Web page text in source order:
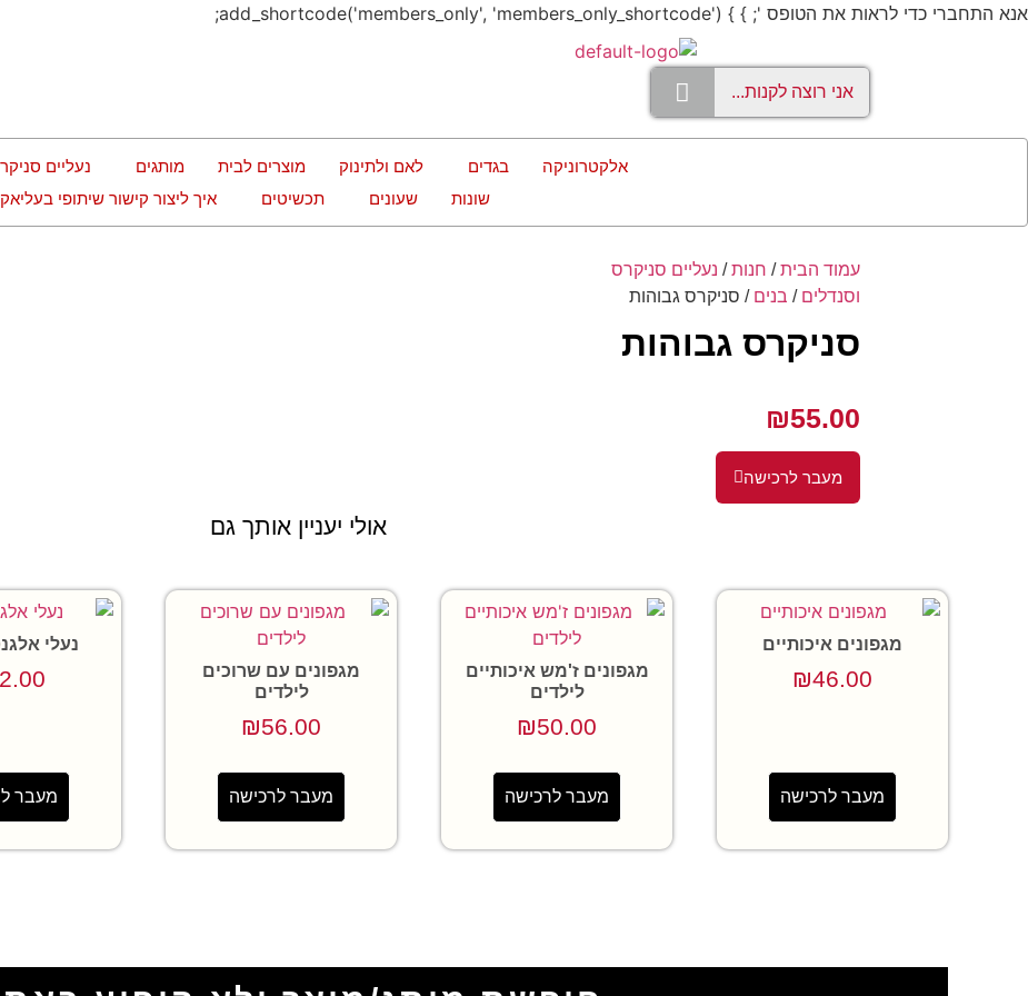
אנא התחברי כדי לראות את הטופס '; } } add_shortcode('members_only', 'members_only_shortcode');
אלקטרוניקה בגדים לאם ולתינוק מוצרים לבית מותגים נעליים
שונות
שעונים תכשיטים איך ליצור קישור שיתופי
עמוד הבית/ חנות/ נעליים סניקרס
וסנדלים / בנים / סניקרס גבוהות
סניקרס גבוהות
₪55.00
מעבר לרכישה
אולי יעניין אותך גם
מגפונים איכותיים
₪46.00
מעבר לרכישה
מגפונים ז'מש איכותיים
לילדים
₪50.00
מעבר לרכישה
מגפונים עם שרוכים
לילדים
₪56.00
מעבר לרכישה
נעלי
מעבר